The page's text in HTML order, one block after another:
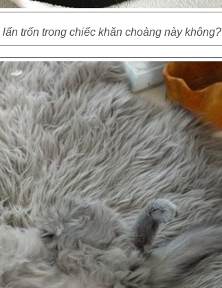
trốn trong chiếc khăn choàng này không?